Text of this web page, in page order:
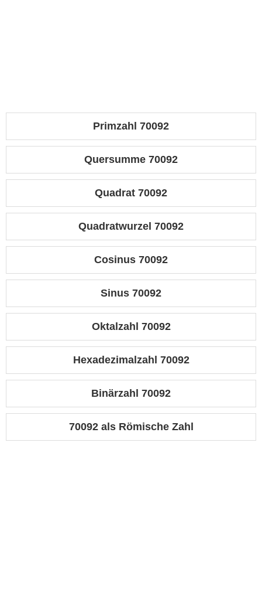
Primzahl 70092
Quersumme 70092
Quadrat 70092
Quadratwurzel 70092
Cosinus 70092
Sinus 70092
Oktalzahl 70092
Hexadezimalzahl 70092
Binärzahl 70092
70092 als Römische Zahl